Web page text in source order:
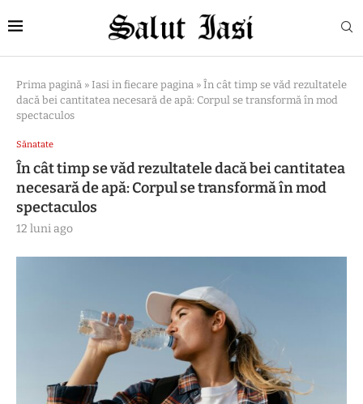
Prima pagină » Iasi in fiecare pagina » În cât timp se văd rezultatele
dacă bei cantitatea necesară de apă: Corpul se transformă în mod
spectaculos
Sănatate
În cât timp se văd rezultatele dacă bei cantitatea
necesară de apă: Corpul se transformă în mod
spectaculos
12 luni ago